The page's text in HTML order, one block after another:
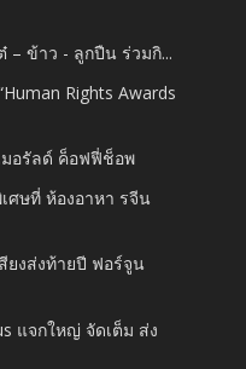
– ข้าว - ลูกปืน ร่วมกิ...
Rights Awards
มอรัลด์ ค็อฟฟี่ช็อพ
ศษที่ ห้องอาหา รจีน
ยงส่งท้ายปี ฟอร์จูน
แจกใหญ่ จัดเต็ม ส่ง